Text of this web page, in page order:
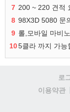
7 200 ~ 220 견적
8 98X3D 5080 문
9 롤,모바일 마비
105클라 까지 가능
로
이용약관